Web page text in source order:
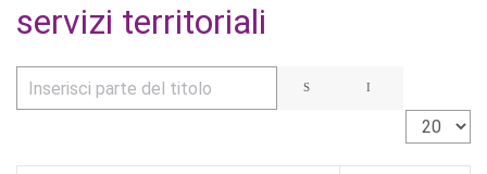
servizi territoriali
Inserisci parte del titolo
Visualizza